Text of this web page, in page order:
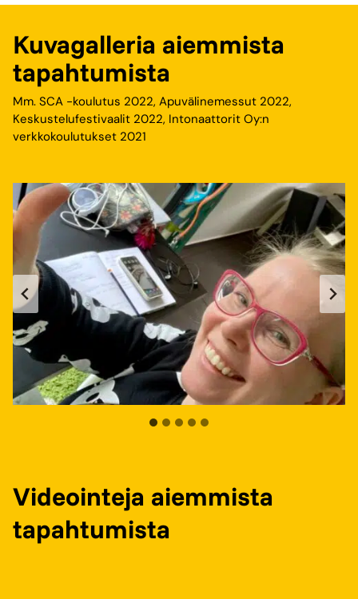
Kuvagalleria aiemmista
tapahtumista
Mm. SCA -koulutus 2022, Apuvälinemessut 2022,
Keskustelufestivaalit 2022, Intonaattorit Oy:n
verkkokoulutukset 2021
Videointeja aiemmista
tapahtumista